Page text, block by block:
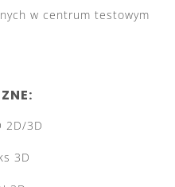
w centrum testowym
2D/3D
3D